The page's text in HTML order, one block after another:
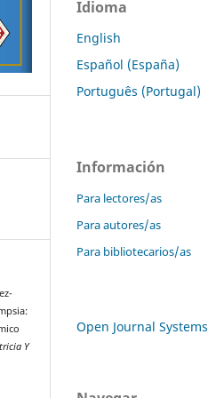
Y
Idioma
English
Español (España)
Português (Portugal)
Información
Para lectores/as
Para autores/as
Para bibliotecarios/as
Open Journal Systems